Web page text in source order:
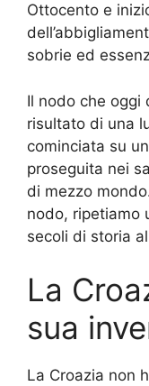
Ottocento e
sobrie ed
Il nodo che oggi
risultato di una
cominciata su
proseguita nei
di mezzo
nodo, ripetiamo
secoli di storia
La
sua
La Croazia non